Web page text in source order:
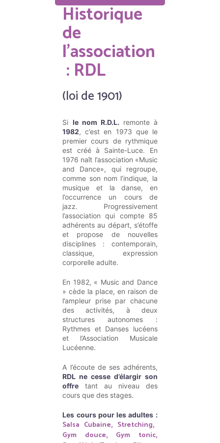
Historique
de
l’association
: RDL
(loi de 1901)
Si le nom R.D.L. remonte à
1982, c’est en 1973 que le
premier cours de rythmique
est créé à Sainte-Luce. En
1976 naît l’association «Music
and Dance», qui regroupe,
comme son nom l’indique, la
musique et la danse, en
l’occurrence un cours de
jazz. Progressivement
l’association qui compte 85
adhérents au départ, s’étoffe
et propose de nouvelles
disciplines : contemporain,
classique, expression
corporelle adulte.
En 1982, « Music and Dance
» cède la place, en raison de
l’ampleur prise par chacune
des activités, à deux
structures autonomes :
Rythmes et Danses lucéens
et l’Association Musicale
Lucéenne.
A l’écoute de ses adhérents,
RDL ne cesse d’élargir son
offre tant au niveau des
cours que des stages.
Les cours pour les adultes :
Salsa Cubaine, Stretching,
Gym douce, Gym tonic,